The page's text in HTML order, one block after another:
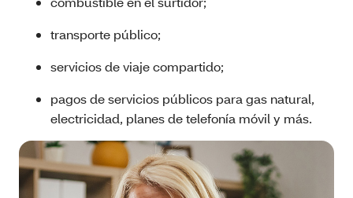
transporte público;
servicios de viaje compartido;
pagos de servicios públicos para gas natural,
electricidad, planes de telefonía móvil y más.